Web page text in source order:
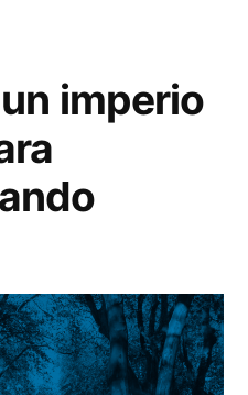
hogar
de
de
Traslasierra
imperio